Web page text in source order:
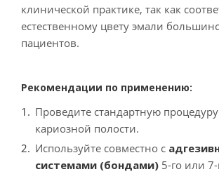
клинической практике, так как
естественному цвету эмали
пациентов.
Рекомендации по применению:
Проведите стандартную
кариозной полости.
Используйте совместно с
системами (бондами) 5-го или